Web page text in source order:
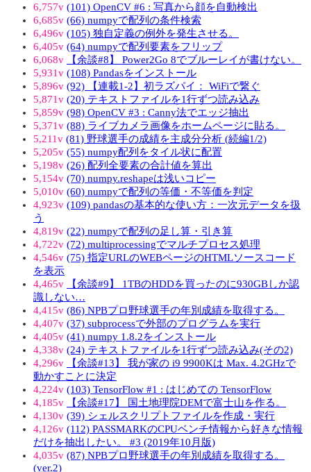
6,757v (101) OpenCV #6 : 写真から顔を自動検出
6,685v (66) numpyで配列の条件検索
6,496v (105) 独自定義の例外を発生させる。
6,405v (64) numpyで配列要素をフリップ
6,068v
【余談#8】 Power2Go 8でブルーレイが書けない。
5,931v (108) Pandasをインストール
5,896v (92) 【連載1-2】初ラズパイ： WiFiで繋ぐ
5,871v (20) テキストファイルを1行ずつ読み込み
5,859v (98) OpenCV #3 : Canny法でエッジ抽出
5,371v (88) ライブカメラ画像をホームページに貼る。
5,211v (81) 野球選手の成績を主成分分析 (続編1/2)
5,205v (55) numpy配列をタイル状に配置
5,198v (26) 配列全要素の合計値を算出
5,154v (70) numpy.reshapeは浅いコピー
5,010v (60) numpyで配列の等価・不等価を判定
4,923v (109) pandasの基本的な使い方：一次元データを扱
う
4,819v (22) numpyで配列の足し算・引き算
4,722v (72) multiprocessingでマルチプロセス処理
4,546v (75) 指定URLのWEBページのHTMLソースコード
を表示
4,465v
【余談#9】 1TBのHDDを買ったのに930GBしか認
識しない…
4,415v (86) NPBプロ野球選手の年別成績を取得する。
4,407v (37) subprocessで外部のプログラムを実行
4,405v (41) numpy 1.8.2をインストール
4,338v (24) テキストファイルを1行ずつ読み込み(その2)
4,296v
【余談#13】 我が家の i9 9900Kは Max. 4.2GHzで
動かすことに決定
4,224v (103) TensorFlow #1 : はじめての TensorFlow
4,185v
【余談#17】 国土地理院DEMで富士山を作る。
4,130v (39) シェルスクリプトファイルを作成・実行
4,126v (112) PASSMARKのCPUベンチ情報から好きな情報
だけを抽出したい。 #3 (2019年10月版)
4,035v (87) NPBプロ野球選手の年別成績を取得する。
(ver.2)